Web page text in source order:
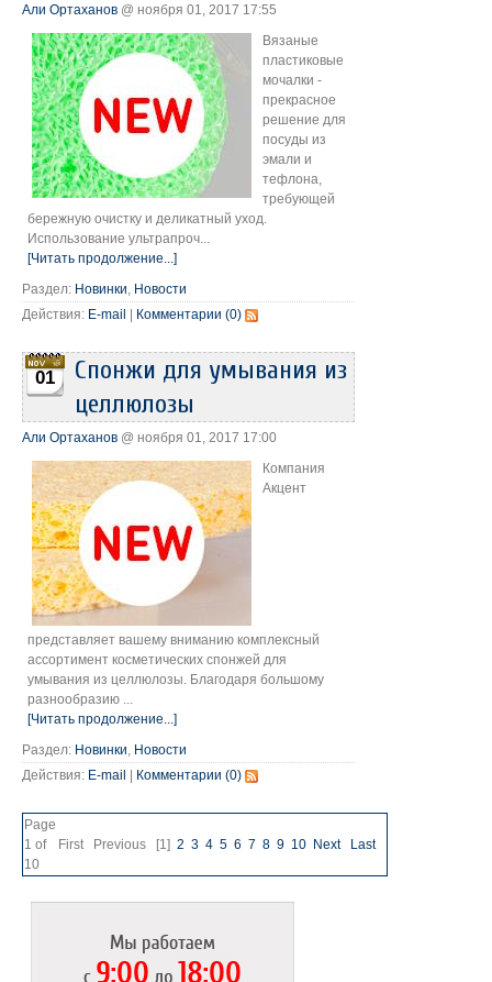
Али Ортаханов @ ноября 01, 2017 17:55
Вязаные
пластиковые
мочалки -
прекрасное
решение для
посуды из
эмали и
тефлона,
требующей
бережную очистку и деликатный уход.
Использование ультрапроч...
[Читать продолжение...]
Раздел: Новинки Новости
Действия: E-mail | Комментарии (0)
01
Спонжи для умывания из
целлюлозы
Али Ортаханов @ ноября 01, 2017 17:00
Компания
Акцент
представляет вашему вниманию комплексный
ассортимент косметических спонжей для
умывания из целлюлозы. Благодаря большому
разнообразию ...
[Читать продолжение...]
Раздел: Новинки Новости
Действия: E-mail | Комментарии (0)
Page
1 of
10
First Previous [1] 2 3 4 5 6 7 8 9 10 Next Last